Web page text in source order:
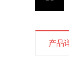
产品